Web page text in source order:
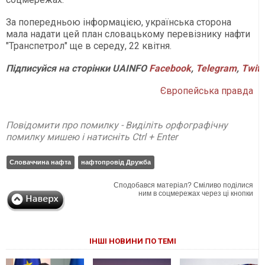
За попередньою інформацією, українська сторона
мала надати цей план словацькому перевізнику нафти
"Транспетрол" ще в середу, 22 квітня.
ПідписуйсянасторінкиUAINFO Facebook, Telegram,
Європейська правда
Повідомити про помилку - Виділіть орфографічну
помилку мишею і натисніть Ctrl + Enter
Словаччина нафта нафтопровід Дружба
Сподобався матеріал? Сміливо поділися
ним в соцмережах через ці кнопки
ІНШІ НОВИНИ ПО ТЕМІ